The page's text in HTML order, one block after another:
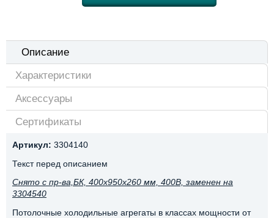
Описание
Характеристики
Аксессуары
Сертификаты
Артикул: 3304140
Текст перед описанием
Снято с пр-ва,БК, 400х950х260 мм, 400В, заменен на
3304540
Потолочные холодильные агрегаты в классах мощности от